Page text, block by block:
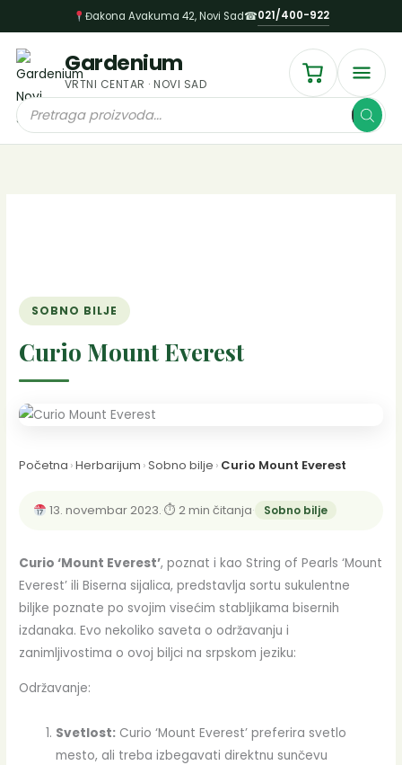
на
садржај
Đakona Avakuma 42, Novi Sad☎021/400-922
Gardenium
VRTNI CENTAR · NOVI SAD
Products
search
SOBNO BILJE
Curio Mount Everest
Početna ›Herbarijum ›Sobno bilje › Curio Mount Everest
13. novembar 2023.·⏱ 2 min čitanja· Sobno bilje
Curio ‘Mount Everest’, poznat i kao String of Pearls ‘Mount
Everest’ ili Biserna sijalica, predstavlja sortu sukulentne
biljke poznate po svojim visećim stabljikama bisernih
izdanaka. Evo nekoliko saveta o održavanju i
zanimljivostima o ovoj biljci na srpskom jeziku:
Održavanje:
Svetlost: Curio ‘Mount Everest’ preferira svetlo
mesto, ali treba izbegavati direktnu sunčevu